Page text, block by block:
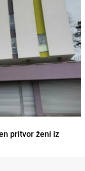
pritvor ženi iz